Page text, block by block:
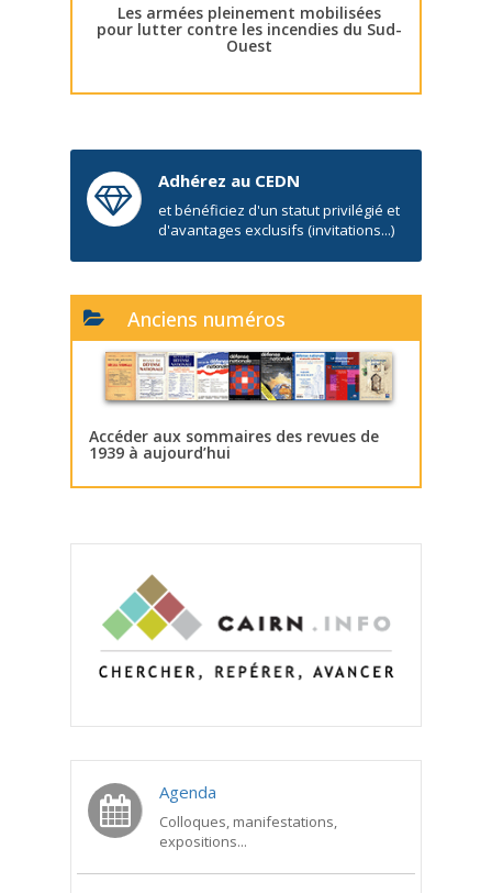
Les armées pleinement mobilisées
pour lutter contre les incendies du Sud-
Ouest
Adhérez au CEDN
et bénéficiez d'un statut privilégié et
d'avantages exclusifs (invitations...)
Anciens numéros
Accéder aux sommaires des revues de
1939 à aujourd’hui
Agenda
Colloques, manifestations,
expositions...